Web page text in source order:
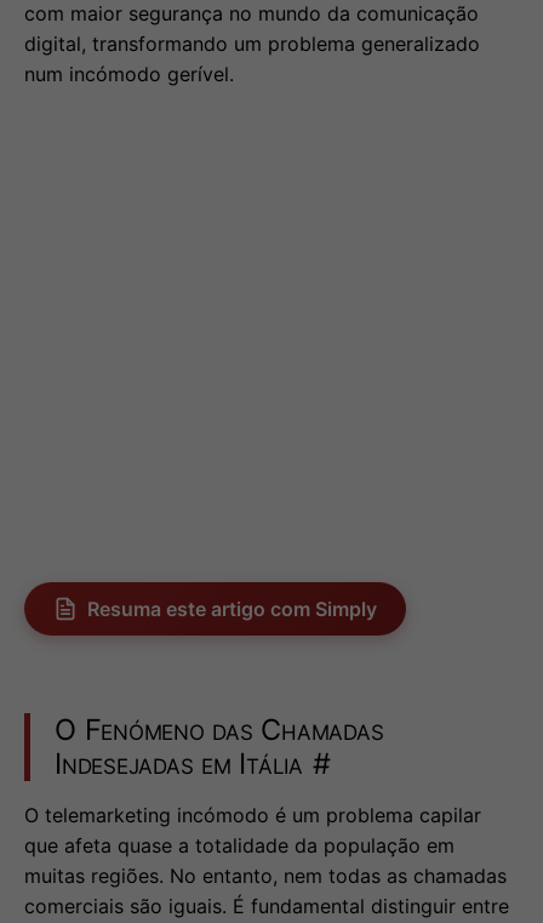
com maior segurança no mundo da comunicação
digital, transformando um problema generalizado
num incómodo gerível.
Resuma este artigo com Simply
O Fenómeno das Chamadas
Indesejadas em Itália #
O telemarketing incómodo é um problema capilar
que afeta quase a totalidade da população em
muitas regiões. No entanto, nem todas as chamadas
comerciais são iguais. É fundamental distinguir entre